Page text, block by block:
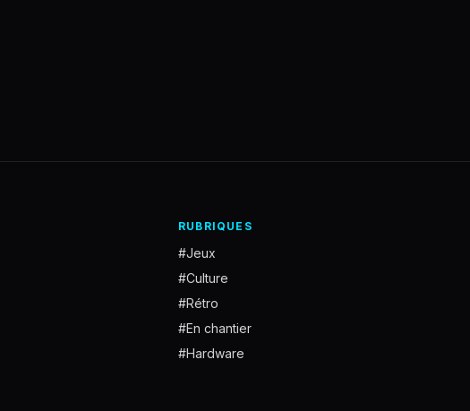
RUBRIQUES
#Jeux
#Culture
#Rétro
#En chantier
#Hardware